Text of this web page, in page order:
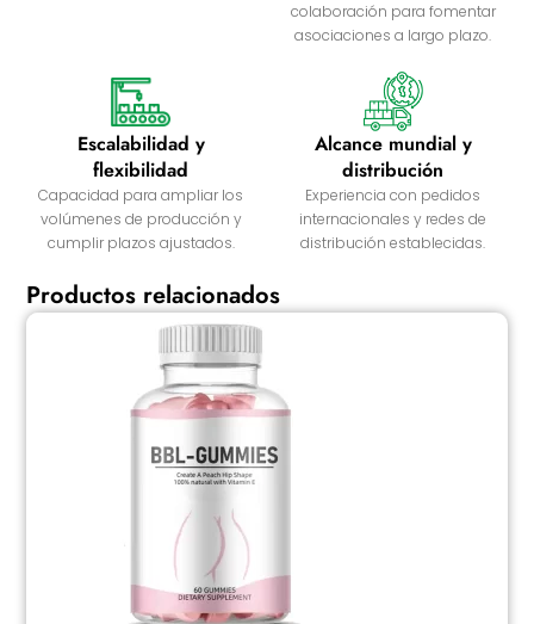
colaboración para fomentar
asociaciones a largo plazo.
Escalabilidad y
flexibilidad
Capacidad para ampliar los
volúmenes de producción y
cumplir plazos ajustados.
Alcance mundial y
distribución
Experiencia con pedidos
internacionales y redes de
distribución establecidas.
Productos relacionados